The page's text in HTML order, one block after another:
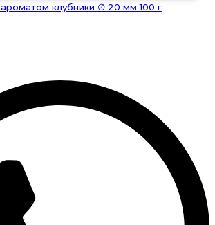
клубники ∅ 20 мм 100 г